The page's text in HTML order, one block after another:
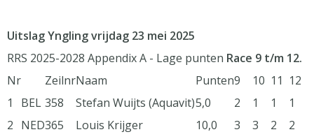
Uitslag Yngling vrijdag 23 mei 2025
RRS 2025-2028 Appendix A - Lage punten Race 9 t/m 12.
Nr
ZeilnrNaam Punten9 10 11 12
1
BEL 358 Stefan Wuijts (Aquavit)5,0 2 1 1
1
2 NED365 Louis Krijger 10,0 3 3 2
2